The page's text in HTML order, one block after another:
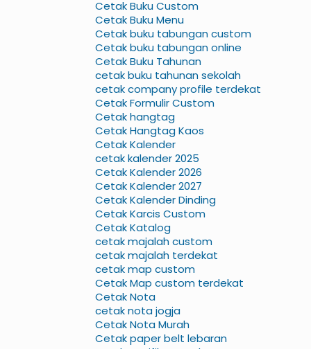
Cetak Buku Custom
Cetak Buku Menu
Cetak buku tabungan custom
Cetak buku tabungan online
Cetak Buku Tahunan
cetak buku tahunan sekolah
cetak company profile terdekat
Cetak Formulir Custom
Cetak hangtag
Cetak Hangtag Kaos
Cetak Kalender
cetak kalender 2025
Cetak Kalender 2026
Cetak Kalender 2027
Cetak Kalender Dinding
Cetak Karcis Custom
Cetak Katalog
cetak majalah custom
cetak majalah terdekat
cetak map custom
Cetak Map custom terdekat
Cetak Nota
cetak nota jogja
Cetak Nota Murah
Cetak paper belt lebaran